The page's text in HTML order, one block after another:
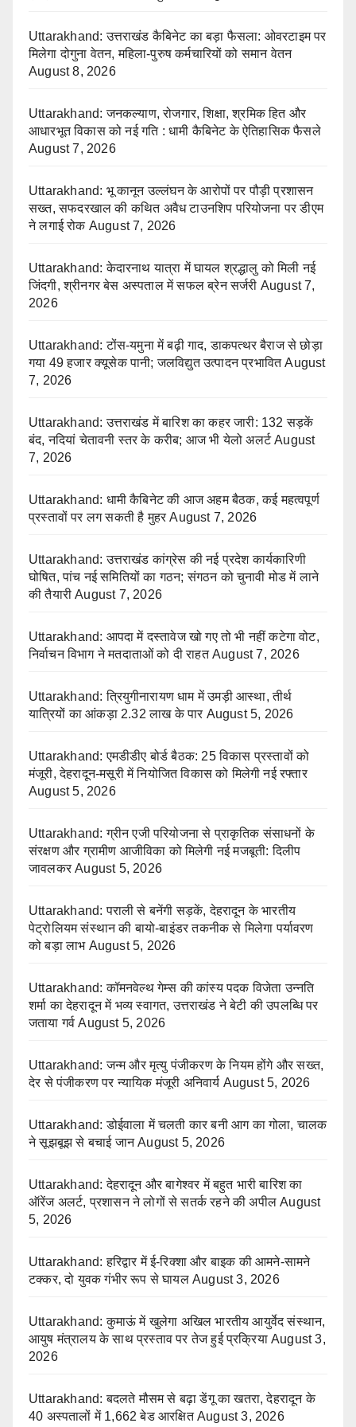
Uttarakhand: उत्तराखंड कैबिनेट का बड़ा फैसला: ओवरटाइम पर
मिलेगा दोगुना वेतन, महिला-पुरुष कर्मचारियों को समान वेतन
August 8, 2026
Uttarakhand: जनकल्याण, रोजगार, शिक्षा, श्रमिक हित और
आधारभूत विकास को नई गति : धामी कैबिनेट के ऐतिहासिक फैसले
August 7, 2026
Uttarakhand: भू कानून उल्लंघन के आरोपों पर पौड़ी प्रशासन
सख्त, सफदरखाल की कथित अवैध टाउनशिप परियोजना पर डीएम
ने लगाई रोक August 7, 2026
Uttarakhand: केदारनाथ यात्रा में घायल श्रद्धालु को मिली नई
जिंदगी, श्रीनगर बेस अस्पताल में सफल ब्रेन सर्जरी August 7,
2026
Uttarakhand: टोंस-यमुना में बढ़ी गाद, डाकपत्थर बैराज से छोड़ा
गया 49 हजार क्यूसेक पानी; जलविद्युत उत्पादन प्रभावित August
7, 2026
Uttarakhand: उत्तराखंड में बारिश का कहर जारी: 132 सड़कें
बंद, नदियां चेतावनी स्तर के करीब; आज भी येलो अलर्ट August
7, 2026
Uttarakhand: धामी कैबिनेट की आज अहम बैठक, कई महत्वपूर्ण
प्रस्तावों पर लग सकती है मुहर August 7, 2026
Uttarakhand: उत्तराखंड कांग्रेस की नई प्रदेश कार्यकारिणी
घोषित, पांच नई समितियों का गठन; संगठन को चुनावी मोड में लाने
की तैयारी August 7, 2026
Uttarakhand: आपदा में दस्तावेज खो गए तो भी नहीं कटेगा वोट,
निर्वाचन विभाग ने मतदाताओं को दी राहत August 7, 2026
Uttarakhand: त्रियुगीनारायण धाम में उमड़ी आस्था, तीर्थ
यात्रियों का आंकड़ा 2.32 लाख के पार August 5, 2026
Uttarakhand: एमडीडीए बोर्ड बैठक: 25 विकास प्रस्तावों को
मंजूरी, देहरादून-मसूरी में नियोजित विकास को मिलेगी नई रफ्तार
August 5, 2026
Uttarakhand: ग्रीन एजी परियोजना से प्राकृतिक संसाधनों के
संरक्षण और ग्रामीण आजीविका को मिलेगी नई मजबूती: दिलीप
जावलकर August 5, 2026
Uttarakhand: पराली से बनेंगी सड़कें, देहरादून के भारतीय
पेट्रोलियम संस्थान की बायो-बाइंडर तकनीक से मिलेगा पर्यावरण
को बड़ा लाभ August 5, 2026
Uttarakhand: कॉमनवेल्थ गेम्स की कांस्य पदक विजेता उन्नति
शर्मा का देहरादून में भव्य स्वागत, उत्तराखंड ने बेटी की उपलब्धि पर
जताया गर्व August 5, 2026
Uttarakhand: जन्म और मृत्यु पंजीकरण के नियम होंगे और सख्त,
देर से पंजीकरण पर न्यायिक मंजूरी अनिवार्य August 5, 2026
Uttarakhand: डोईवाला में चलती कार बनी आग का गोला, चालक
ने सूझबूझ से बचाई जान August 5, 2026
Uttarakhand: देहरादून और बागेश्वर में बहुत भारी बारिश का
ऑरेंज अलर्ट, प्रशासन ने लोगों से सतर्क रहने की अपील August
5, 2026
Uttarakhand: हरिद्वार में ई-रिक्शा और बाइक की आमने-सामने
टक्कर, दो युवक गंभीर रूप से घायल August 3, 2026
Uttarakhand: कुमाऊं में खुलेगा अखिल भारतीय आयुर्वेद संस्थान,
आयुष मंत्रालय के साथ प्रस्ताव पर तेज हुई प्रक्रिया August 3,
2026
Uttarakhand: बदलते मौसम से बढ़ा डेंगू का खतरा, देहरादून के
40 अस्पतालों में 1,662 बेड आरक्षित August 3, 2026